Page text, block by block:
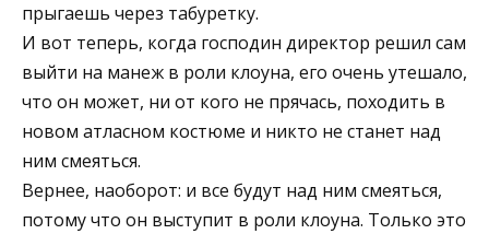
прыгаешь через табуретку.
И вот теперь, когда господин директор решил сам
выйти на манеж в роли клоуна, его очень утешало,
что он может, ни от кого не прячась, походить в
новом атласном костюме и никто не станет над
ним смеяться.
Вернее, наоборот: и все будут над ним смеяться,
потому что он выступит в роли клоуна. Только это